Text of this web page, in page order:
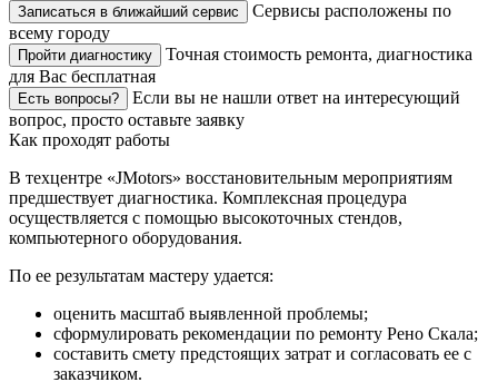
Записаться в ближайший сервис
Сервисы расположены по
всему городу
Пройти диагностику
Точная стоимость ремонта, диагностика
для Вас бесплатная
Есть вопросы?
Если вы не нашли ответ на интересующий
вопрос, просто оставьте заявку
Как проходят работы
В техцентре «JMotors» восстановительным мероприятиям
предшествует диагностика. Комплексная процедура
осуществляется с помощью высокоточных стендов,
компьютерного оборудования.
По ее результатам мастеру удается:
оценить масштаб выявленной проблемы;
сформулировать рекомендации по ремонту Рено Скала;
составить смету предстоящих затрат и согласовать ее с
заказчиком.